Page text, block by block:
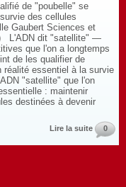
de "poubelle" se
des cellules
Gaubert Sciences et
L'ADN dit "satellite" —
que l'on a longtemps
de les qualifier de
essentiel à la survie
"satellite" que l'on
: maintenir
destinées à devenir
Lire la suite 0